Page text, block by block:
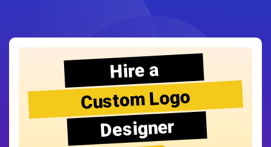
Hire a
Custom Logo
Designer